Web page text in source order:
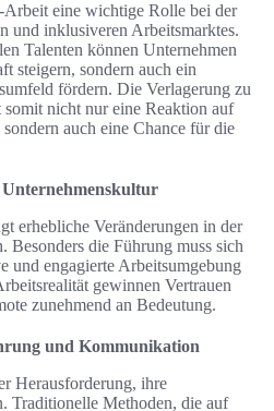
Arbeit eine wichtige Rolle bei der
und inklusiveren Arbeitsmarktes.
Talenten können Unternehmen
steigern, sondern auch ein
fördern. Die Verlagerung zu
nicht nur eine Reaktion auf
auch eine Chance für die
erhebliche Veränderungen in der
Besonders die Führung muss sich
und engagierte Arbeitsumgebung
gewinnen Vertrauen
zunehmend an Bedeutung.
und Kommunikation
Herausforderung, ihre
Traditionelle Methoden, die auf